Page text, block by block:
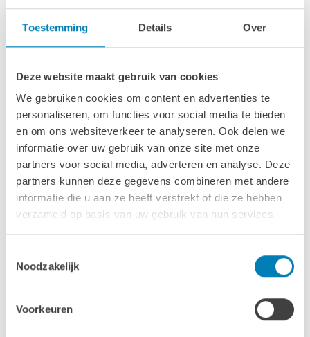
Toestemming Details Over
Deze website maakt gebruik van cookies
We gebruiken cookies om content en advertenties te
personaliseren, om functies voor social media te bieden
en om ons websiteverkeer te analyseren. Ook delen we
informatie over uw gebruik van onze site met onze
partners voor social media, adverteren en analyse. Deze
partners kunnen deze gegevens combineren met andere
informatie die u aan ze heeft verstrekt of die ze hebben
verzameld op basis van uw gebruik van hun services.
Noodzakelijk
Voorkeuren
en compleet gecoat, met standaard twee lagen coating
vanaf de fabriek voor een langere levensduur en minder
onderhoud.
Opties
Dakbedekking
Antraciet